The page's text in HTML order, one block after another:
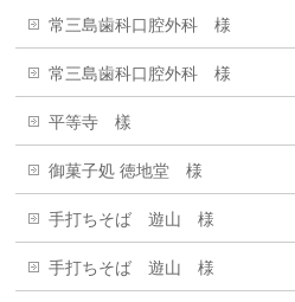
常三島歯科口腔外科 様
常三島歯科口腔外科 様
平等寺 樣
御菓子処 徳地堂 様
手打ちそば 遊山 様
手打ちそば 遊山 様